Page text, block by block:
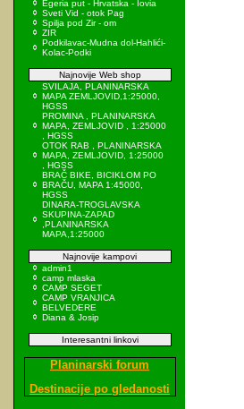
Egeria put - Hrvatska - Iovia
Sveti Vid - otok Pag
Spilja pod Zir - om
ZIR
Podkilavac-Mudna dol-Hahlići-
Kolac-Podki
Najnovije Web shop
SVILAJA, PLANINARSKA
MAPA ZEMLJOVID,1:25000,
HGSS
PROMINA , PLANINARSKA
MAPA, ZEMLJOVID , 1:25000
, HGSS
OTOK RAB , PLANINARSKA
MAPA, ZEMLJOVID, 1:25000
, HGSS
BRAČ BIKE, BICIKLOM PO
BRAČU, MAPA 1:45000,
HGSS
DINARA-TROGLAVSKA
SKUPINA-ZAPAD
,PLANINARSKA
MAPA,1:25000
Najnovije kampovi
admin1
camp mlaska
CAMP SEGET
CAMP VRANJICA
BELVEDERE
Diana & Josip
Interesantni linkovi
Planinarski forum
Destinacije po gledanosti